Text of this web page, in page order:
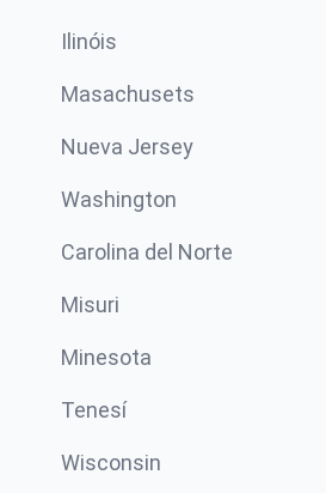
Ilinóis
Masachusets
Nueva Jersey
Washington
Carolina del Norte
Misuri
Minesota
Tenesí
Wisconsin